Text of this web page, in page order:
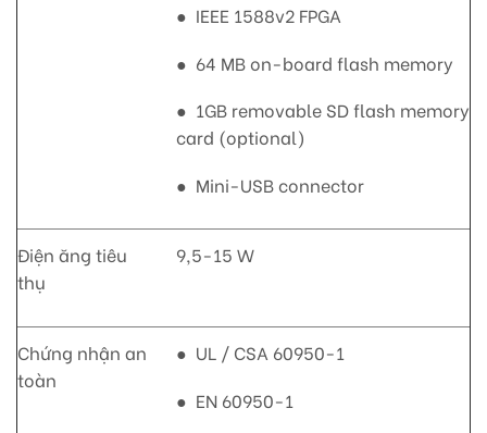
● IEEE 1588v2 FPGA
● 64 MB on-board flash memory
● 1GB removable SD flash memory
card (optional)
● Mini-USB connector
Điện ăng tiêu
thụ
9,5-15 W
Chứng nhận an
toàn
● UL / CSA 60950-1
● EN 60950-1